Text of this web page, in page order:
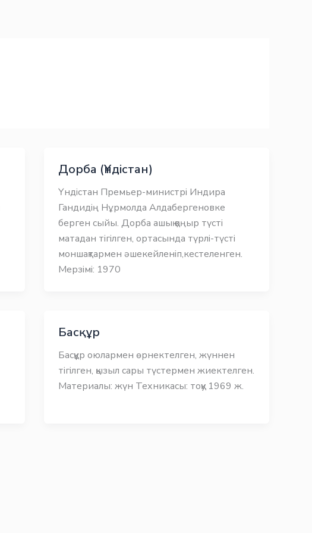
Дорба (Үндістан)
Үндістан Премьер-министрі Индира
Гандидің Нұрмолда Алдабергеновке
берген сыйы. Дорба ашық қоңыр түсті
матадан тігілген, ортасында түрлі-түсті
моншақтармен әшекейленіп,кестеленген.
Мерзімі: 1970
Басқұр
Басқұр оюлармен өрнектелген, жүннен
тігілген, қызыл сары түстермен жиектелген.
Материалы: жүн Техникасы: тоқу 1969 ж.